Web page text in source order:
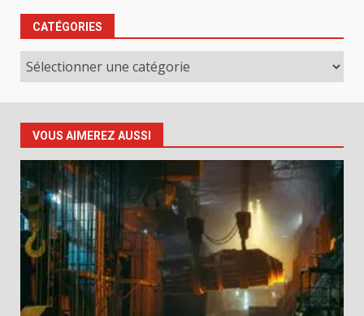
CATÉGORIES
Catégories
VOUS AIMEREZ AUSSI